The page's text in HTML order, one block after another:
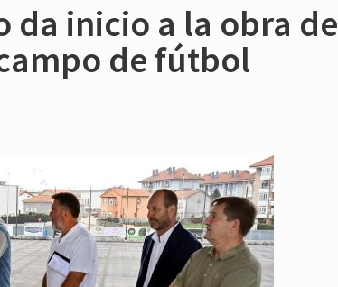
da inicio a la obra de
de fútbol